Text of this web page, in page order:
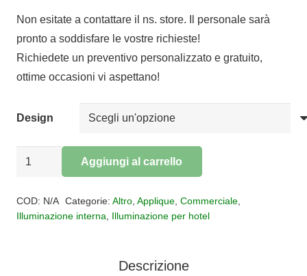
prezzo:
da
€180,00
a
€291,00
Non esitate a contattare il ns. store. Il personale sarà
pronto a soddisfare le vostre richieste!
Richiedete un preventivo personalizzato e gratuito,
ottime occasioni vi aspettano!
Design
Applique
quantità
Aggiungi al carrello
COD: N/A Categorie: Altro, Applique, Commerciale,
Illuminazione interna
Illuminazione per hotel
Descrizione